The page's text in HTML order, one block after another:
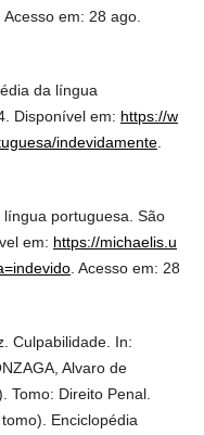
. Acesso em: 28 ago.
da língua
Disponível em: https://w
indevidamente.
portuguesa. São
em: https://michaelis.u
. Acesso em: 28
Culpabilidade. In:
Alvaro de
Tomo: Direito Penal.
Enciclopédia